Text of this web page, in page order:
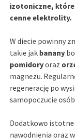
izotoniczne, które
cenne elektrolity.
W diecie powinny
takie jak banany
pomidoryoraz
magnezu.
regenerację po
samopoczucie
Dodatkowo
nawodnienia oraz